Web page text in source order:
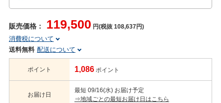
販売価格： 119,500 円(税抜 108,637円)
消費税について
送料無料 配送について
ポイント 1,086 ポイント
お届け日
最短 09/16(水) お届け予定
⇒地域ごとの最短お届け日はこちら